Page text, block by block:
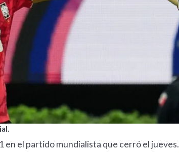
en el partido mundialista que cerró el jueves.